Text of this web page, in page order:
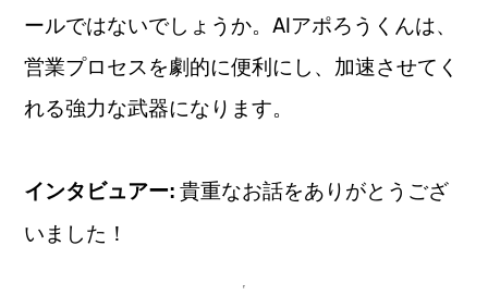
ールではないでしょうか。AIアポろうくんは、
営業プロセスを劇的に便利にし、加速させてく
れる強力な武器になります。
インタビュアー: 貴重なお話をありがとうござ
いました！